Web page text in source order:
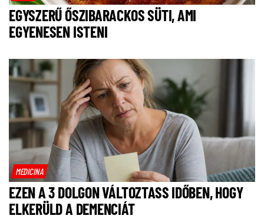
EGYSZERŰ ŐSZIBARACKOS SÜTI, AMI
EGYENESEN ISTENI
MEDICINA
EZEN A 3 DOLGON VÁLTOZTASS IDŐBEN, HOGY
ELKERÜLD A DEMENCIÁT